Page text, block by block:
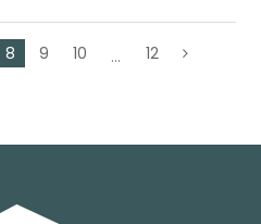
8 9 10 ... 12